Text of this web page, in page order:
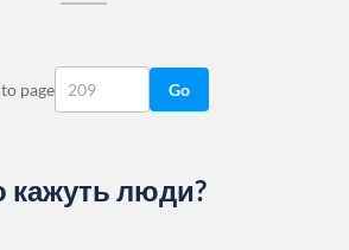
page Go
люди?